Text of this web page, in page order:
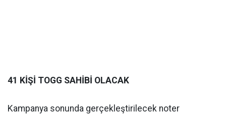
41 KİŞİ TOGG SAHİBİ OLACAK
Kampanya sonunda gerçekleştirilecek noter